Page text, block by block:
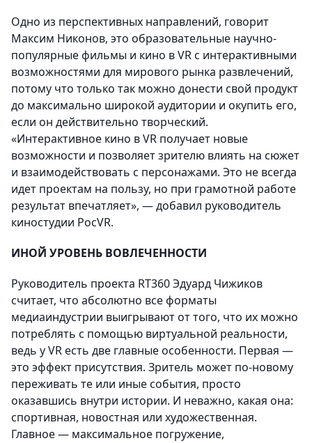
Одно из перспективных направлений, говорит
Максим Никонов, это образовательные научно-
популярные фильмы и кино в VR с интерактивными
возможностями для мирового рынка развлечений,
потому что только так можно донести свой продукт
до максимально широкой аудитории и окупить его,
если он действительно творческий.
«Интерактивное кино в VR получает новые
возможности и позволяет зрителю влиять на сюжет
и взаимодействовать с персонажами. Это не всегда
идет проектам на пользу, но при грамотной работе
результат впечатляет», — добавил руководитель
киностудии РосVR.
ИНОЙ УРОВЕНЬ ВОВЛЕЧЕННОСТИ
Руководитель проекта RT360 Эдуард Чижиков
считает, что абсолютно все форматы
медиаиндустрии выигрывают от того, что их можно
потреблять с помощью виртуальной реальности,
ведь у VR есть две главные особенности. Первая —
это эффект присутствия. Зритель может по-новому
переживать те или иные события, просто
оказавшись внутри истории. И неважно, какая она:
спортивная, новостная или художественная.
Главное — максимальное погружение,